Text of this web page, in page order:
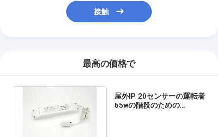
接触
最高の価格で
屋外IP 20センサーの運転者
65wの階段のための